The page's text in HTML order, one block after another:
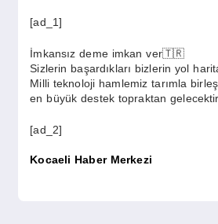
DÜNYA
[ad_1]
İmkansız deme imkan ver🇹🇷
Sizlerin başardıkları bizlerin yol
Milli teknoloji hamlemiz tarımla
en büyük destek topraktan gelecektir.
[ad_2]
Kocaeli Haber Merkezi